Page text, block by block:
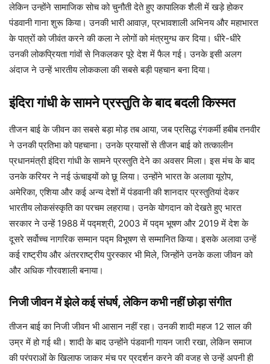
लेकिन उन्होंने सामाजिक सोच को चुनौती देते हुए कापालिक शैली में खड़े होकर
पंडवानी गाना शुरू किया। उनकी भारी आवाज़, प्रभावशाली अभिनय और महाभारत
के पात्रों को जीवंत करने की कला ने लोगों को मंत्रमुग्ध कर दिया। धीरे-धीरे
उनकी लोकप्रियता गांवों से निकलकर पूरे देश में फैल गई। उनके इसी अलग
अंदाज ने उन्हें भारतीय लोककला की सबसे बड़ी पहचान बना दिया।
इंदिरा गांधी के सामने प्रस्तुति के बाद बदली किस्मत
तीजन बाई के जीवन का सबसे बड़ा मोड़ तब आया, जब प्रसिद्ध रंगकर्मी हबीब तनवीर
ने उनकी प्रतिभा को पहचाना। उनके प्रयासों से तीजन बाई को तत्कालीन
प्रधानमंत्री इंदिरा गांधी के सामने प्रस्तुति देने का अवसर मिला। इस मंच के बाद
उनके करियर ने नई ऊंचाइयों को छू लिया। उन्होंने भारत के अलावा यूरोप,
अमेरिका, एशिया और कई अन्य देशों में पंडवानी की शानदार प्रस्तुतियां देकर
भारतीय लोकसंस्कृति का परचम लहराया। उनके योगदान को देखते हुए भारत
सरकार ने उन्हें 1988 में पद्मश्री, 2003 में पद्म भूषण और 2019 में देश के
दूसरे सर्वोच्च नागरिक सम्मान पद्म विभूषण से सम्मानित किया। इसके अलावा उन्हें
कई राष्ट्रीय और अंतरराष्ट्रीय पुरस्कार भी मिले, जिन्होंने उनके कला जीवन को
और अधिक गौरवशाली बनाया।
निजी जीवन में झेले कई संघर्ष, लेकिन कभी नहीं छोड़ा संगीत
तीजन बाई का निजी जीवन भी आसान नहीं रहा। उनकी शादी महज 12 साल की
उम्र में हो गई थी। शादी के बाद उन्होंने पंडवानी गायन जारी रखा, लेकिन समाज
की परंपराओं के खिलाफ जाकर मंच पर प्रदर्शन करने की वजह से उन्हें अपनी ही